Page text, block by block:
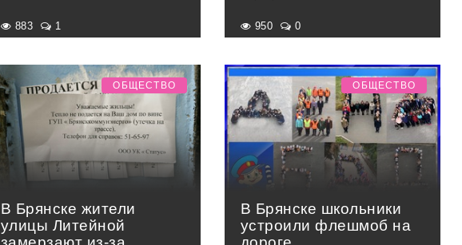
883 1 950 0
В Брянске жители
улицы Литейной
ОБЩЕСТВО
В Брянске школьники
устроили флешмоб на
ОБЩЕСТВО